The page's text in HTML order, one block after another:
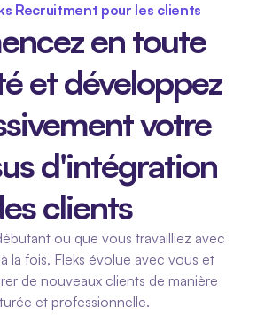
Recruitment pour les clients
en toute
et développez
votre
d'intégration
clients
ou que vous travailliez avec
la fois, Fleks évolue avec vous et
de nouveaux clients de manière
et professionnelle.